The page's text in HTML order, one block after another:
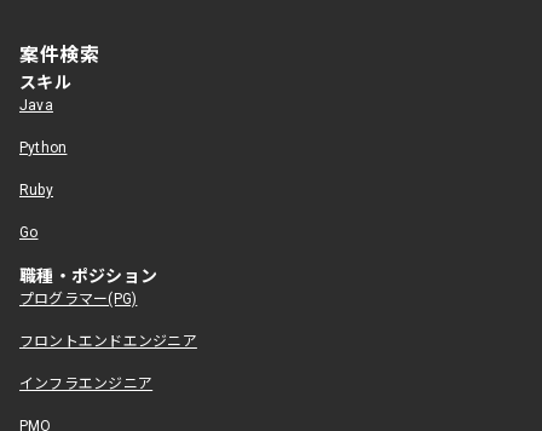
案件検索
スキル
Java
Python
Ruby
Go
職種・ポジション
プログラマー(PG)
フロントエンドエンジニア
インフラエンジニア
PMO